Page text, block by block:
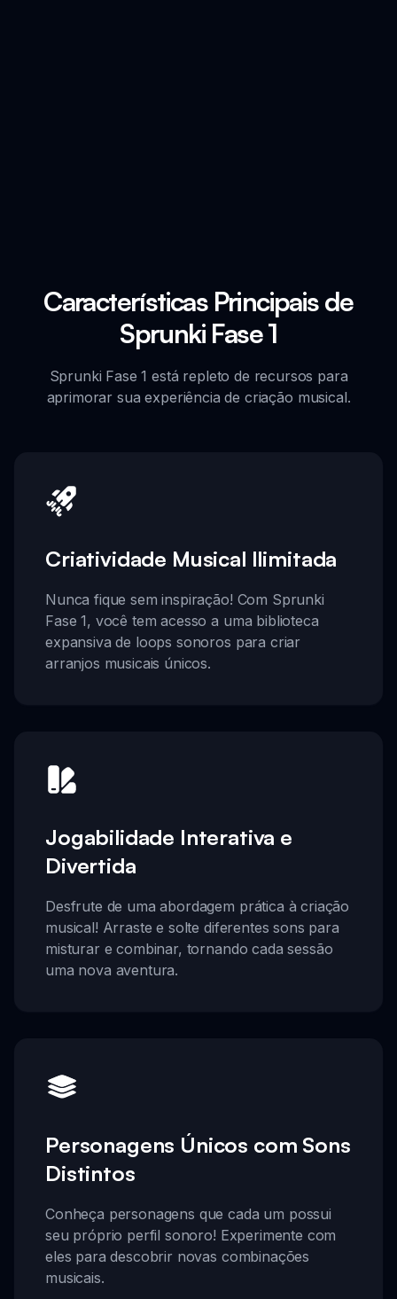
Características Principais de
Sprunki Fase 1
Sprunki Fase 1 está repleto de recursos para
aprimorar sua experiência de criação musical.
Criatividade Musical Ilimitada
Nunca fique sem inspiração! Com Sprunki
Fase 1, você tem acesso a uma biblioteca
expansiva de loops sonoros para criar
arranjos musicais únicos.
Jogabilidade Interativa e
Divertida
Desfrute de uma abordagem prática à criação
musical! Arraste e solte diferentes sons para
misturar e combinar, tornando cada sessão
uma nova aventura.
Personagens Únicos com Sons
Distintos
Conheça personagens que cada um possui
seu próprio perfil sonoro! Experimente com
eles para descobrir novas combinações
musicais.